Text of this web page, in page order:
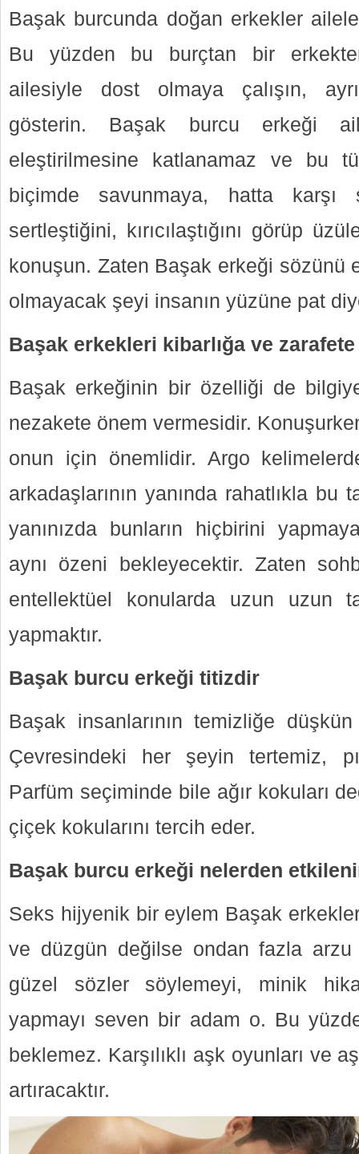
Başak burcunda doğan erkekler
Bu yüzden bu burçtan bir
ailesiyle dost olmaya çalışın,
gösterin. Başak burcu erkeği
eleştirilmesine katlanamaz ve bu
biçimde savunmaya, hatta karşı
sertleştiğini, kırıcılaştığını görüp
konuşun. Zaten Başak erkeği sözünü
olmayacak şeyi insanın yüzüne pat
Başak erkekleri kibarlığa ve
Başak erkeğinin bir özelliği de
nezakete önem vermesidir.
onun için önemlidir. Argo
arkadaşlarının yanında rahatlıkla
yanınızda bunların hiçbirini
aynı özeni bekleyecektir. Zaten
entellektüel konularda uzun uzun
yapmaktır.
Başak burcu erkeği titizdir
Başak insanlarının temizliğe
Çevresindeki her şeyin tertemiz,
Parfüm seçiminde bile ağır kokuları
çiçek kokularını tercih eder.
Başak burcu erkeği nelerden
Seks hijyenik bir eylem Başak
ve düzgün değilse ondan fazla arzu
güzel sözler söylemeyi, minik
yapmayı seven bir adam o. Bu
beklemez. Karşılıklı aşk oyunları ve
artıracaktır.